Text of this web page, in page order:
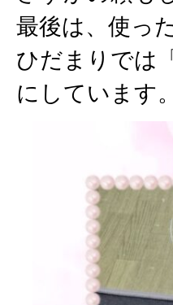
最後は、使っ
ひだまりでは
にしています。